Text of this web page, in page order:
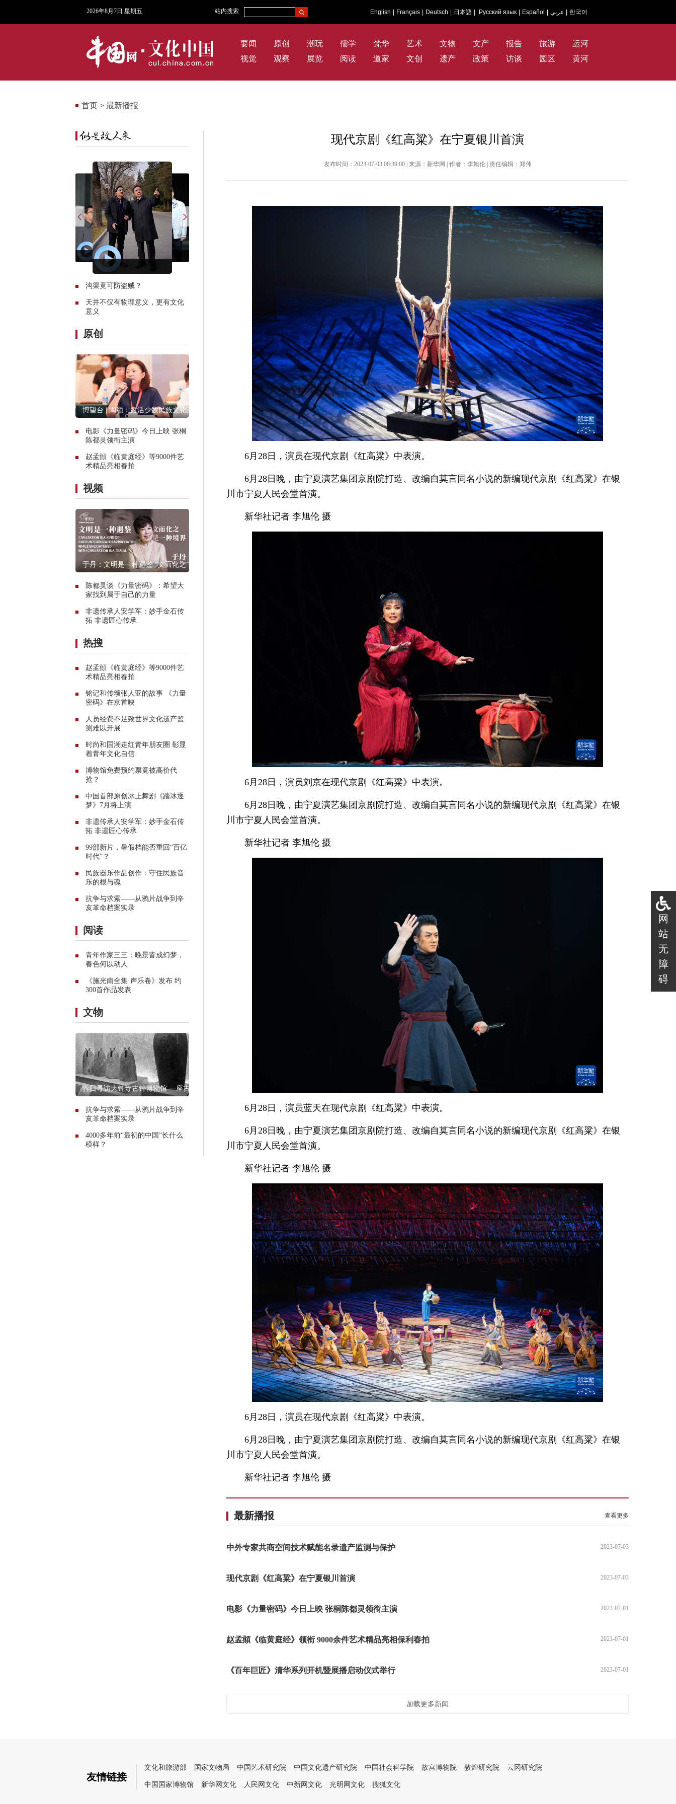
网
站
无
障
碍
2026年8月7日 星期五 站内搜索 English Français Deutsch 日本語 Русский язык Español عربي 한국어
要闻 原创 潮玩 儒学 梵华 艺术 文物 文产 报告 旅游
运河
视觉
观察 展览 阅读 道家 文创 遗产 政策 访谈 园区 黄河
首页 > 最新播报
沟渠竟可防盗贼？
天井不仅有物理意义，更有文化
意义
原创
博望台 | 陶颖：盘活少数民族文化遗
电影《力量密码》今日上映 张桐
陈都灵领衔主演
赵孟頫《临黄庭经》等9000件艺
术精品亮相春拍
视频
于丹：文明是一种遇鉴 “文而化之”是
陈都灵谈《力量密码》：希望大
家找到属于自己的力量
非遗传承人安学军：妙手金石传
拓 非遗匠心传承
热搜
赵孟頫《临黄庭经》等9000件艺
术精品亮相春拍
铭记和传颂张人亚的故事 《力量
密码》在京首映
人员经费不足致世界文化遗产监
测难以开展
时尚和国潮走红青年朋友圈 彰显
着青年文化自信
博物馆免费预约票竟被高价代
抢？
中国首部原创冰上舞剧《踏冰逐
梦》7月将上演
非遗传承人安学军：妙手金石传
拓 非遗匠心传承
99部新片，暑假档能否重回“百亿
时代”？
民族器乐作品创作：守住民族音
乐的根与魂
抗争与求索——从鸦片战争到辛
亥革命档案实录
阅读
青年作家三三：晚景皆成幻梦，
春色何以动人
《施光南全集·声乐卷》发布 约
300首作品发表
文物
春日寻访大钟寺古钟博物馆 一座古
抗争与求索——从鸦片战争到辛
亥革命档案实录
4000多年前“最初的中国”长什么
模样？
现代京剧《红高粱》在宁夏银川首演
发布时间：2023-07-03 08:39:00 | 来源：新华网 | 作者：李旭伦 | 责任编辑：郑伟
6月28日，演员在现代京剧《红高粱》中表演。
6月28日晚，由宁夏演艺集团京剧院打造、改编自莫言同名小说的新编现代京剧《红高粱》在银
川市宁夏人民会堂首演。
新华社记者 李旭伦 摄
6月28日，演员刘京在现代京剧《红高粱》中表演。
6月28日晚，由宁夏演艺集团京剧院打造、改编自莫言同名小说的新编现代京剧《红高粱》在银
川市宁夏人民会堂首演。
新华社记者 李旭伦 摄
6月28日，演员蓝天在现代京剧《红高粱》中表演。
6月28日晚，由宁夏演艺集团京剧院打造、改编自莫言同名小说的新编现代京剧《红高粱》在银
川市宁夏人民会堂首演。
新华社记者 李旭伦 摄
6月28日，演员在现代京剧《红高粱》中表演。
6月28日晚，由宁夏演艺集团京剧院打造、改编自莫言同名小说的新编现代京剧《红高粱》在银
川市宁夏人民会堂首演。
新华社记者 李旭伦 摄
最新播报 查看更多
中外专家共商空间技术赋能名录遗产监测与保护 2023-07-03
现代京剧《红高粱》在宁夏银川首演 2023-07-03
电影《力量密码》今日上映 张桐陈都灵领衔主演 2023-07-01
赵孟頫《临黄庭经》领衔 9000余件艺术精品亮相保利春拍 2023-07-01
《百年巨匠》清华系列开机暨展播启动仪式举行 2023-07-01
加载更多新闻
友情链接
文化和旅游部 国家文物局 中国艺术研究院 中国文化遗产研究院 中国社会科学院 故宫博物院 敦煌研究院 云冈研究院
中国国家博物馆 新华网文化 人民网文化 中新网文化 光明网文化 搜狐文化